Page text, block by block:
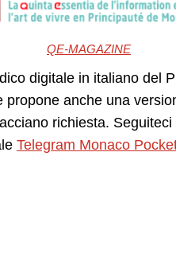
QE-MAGAZINE
digitale in italiano del
propone anche una
richiesta.
Telegram Monaco